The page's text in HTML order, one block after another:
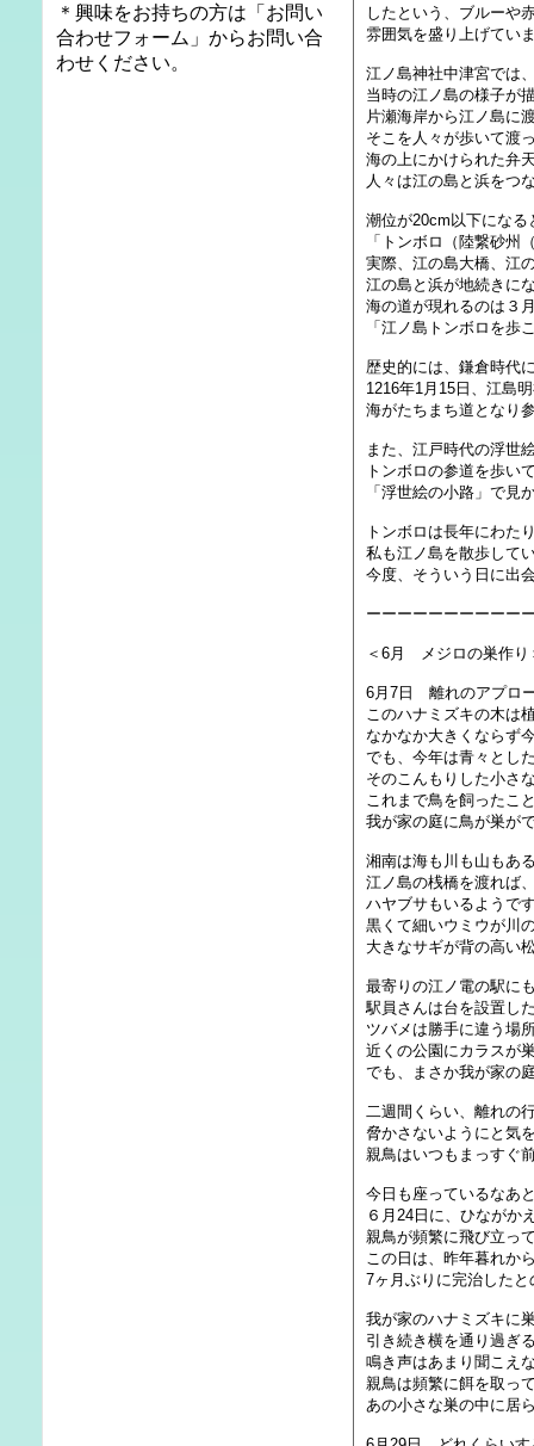
したという、ブルーや
雰囲気を盛り上げてい
江ノ島神社中津宮では
当時の江ノ島の様子が
片瀬海岸から江ノ島に
そこを人々が歩いて渡
海の上にかけられた弁
人々は江の島と浜をつ
潮位が20cm以下にな
「トンボロ（陸繋砂州
実際、江の島大橋、江
江の島と浜が地続きに
海の道が現れるのは３
「江ノ島トンボロを歩
歴史的には、鎌倉時代
1216年1月15日、江島
海がたちまち道となり
また、江戸時代の浮世
トンボロの参道を歩い
「浮世絵の小路」で見
トンボロは長年にわた
私も江ノ島を散歩して
今度、そういう日に出
ーーーーーーーーーー
＜6月 メジロの巣作り
6月7日 離れのアプロ
このハナミズキの木は
なかなか大きくならず
でも、今年は青々とし
そのこんもりした小さ
これまで鳥を飼ったこ
我が家の庭に鳥が巣が
湘南は海も川も山もあ
江ノ島の桟橋を渡れば
ハヤブサもいるようで
黒くて細いウミウが川
大きなサギが背の高い
最寄りの江ノ電の駅に
駅員さんは台を設置し
ツバメは勝手に違う場
近くの公園にカラスが
でも、まさか我が家の
二週間くらい、離れの
脅かさないようにと気
親鳥はいつもまっすぐ
今日も座っているなあ
６月24日に、ひながか
親鳥が頻繁に飛び立っ
この日は、昨年暮れか
7ヶ月ぶりに完治した
我が家のハナミズキに
引き続き横を通り過ぎ
鳴き声はあまり聞こえ
親鳥は頻繁に餌を取っ
あの小さな巣の中に居
＊興味をお持ちの方は「お問い
合わせフォーム」からお問い合
わせください。